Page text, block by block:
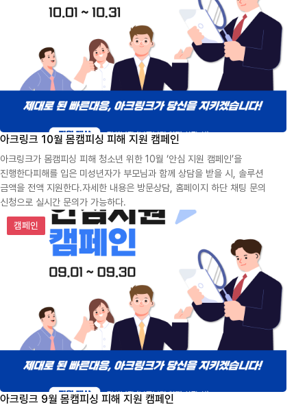
아크링크 10월 몸캠피싱 피해 지원 캠페인
아크링크가 몸캠피싱 피해 청소년 위한 10월 ‘안심 지원 캠페인’을
진행한다피해를 입은 미성년자가 부모님과 함께 상담을 받을 시, 솔루션
금액을 전액 지원한다.자세한 내용은 방문상담, 홈페이지 하단 채팅 문의
신청으로 실시간 문의가 가능하다.
아크링크 9월 몸캠피싱 피해 지원 캠페인
캠페인
아크링크 9월 몸캠피싱 피해 지원 캠페인